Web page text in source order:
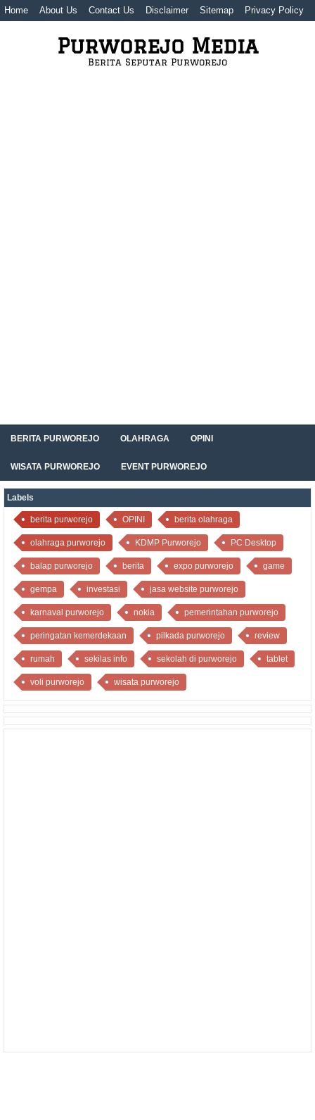
Home About Us Contact Us Disclaimer Sitemap Privacy Policy
Purworejo Media
Berita Seputar Purworejo
BERITA PURWOREJO OLAHRAGA OPINI
WISATA PURWOREJO EVENT PURWOREJO
Labels
berita purworejo OPINI berita olahraga
olahraga purworejo KDMP Purworejo PC Desktop
balap purworejo berita expo purworejo game
gempa investasi jasa website purworejo
karnaval purworejo nokia pemerintahan purworejo
peringatan kemerdekaan pilkada purworejo review
rumah sekilas info sekolah di purworejo tablet
voli purworejo wisata purworejo